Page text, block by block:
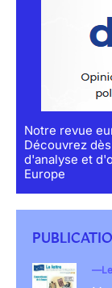
Notre revue
Découvrez
d'analyse et
Europe